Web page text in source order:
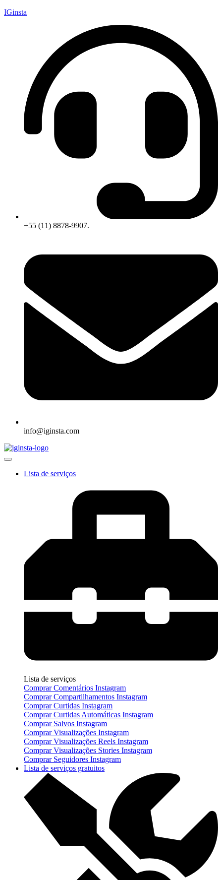
IGinsta
+55 (11) 8878-9907.
info@iginsta.com
Lista de serviços
Lista de serviços
Comprar Comentários Instagram
Comprar Compartilhamentos Instagram
Comprar Curtidas Instagram
Comprar Curtidas Automáticas Instagram
Comprar Salvos Instagram
Comprar Visualizações Instagram
Comprar Visualizações Reels Instagram
Comprar Visualizações Stories Instagram
Comprar Seguidores Instagram
Lista de serviços gratuitos